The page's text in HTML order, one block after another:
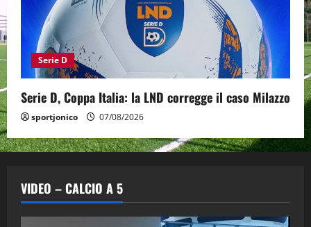
Serie D
Serie D, Coppa Italia: la LND corregge il caso Milazzo
sportjonico 07/08/2026
VIDEO – CALCIO A 5